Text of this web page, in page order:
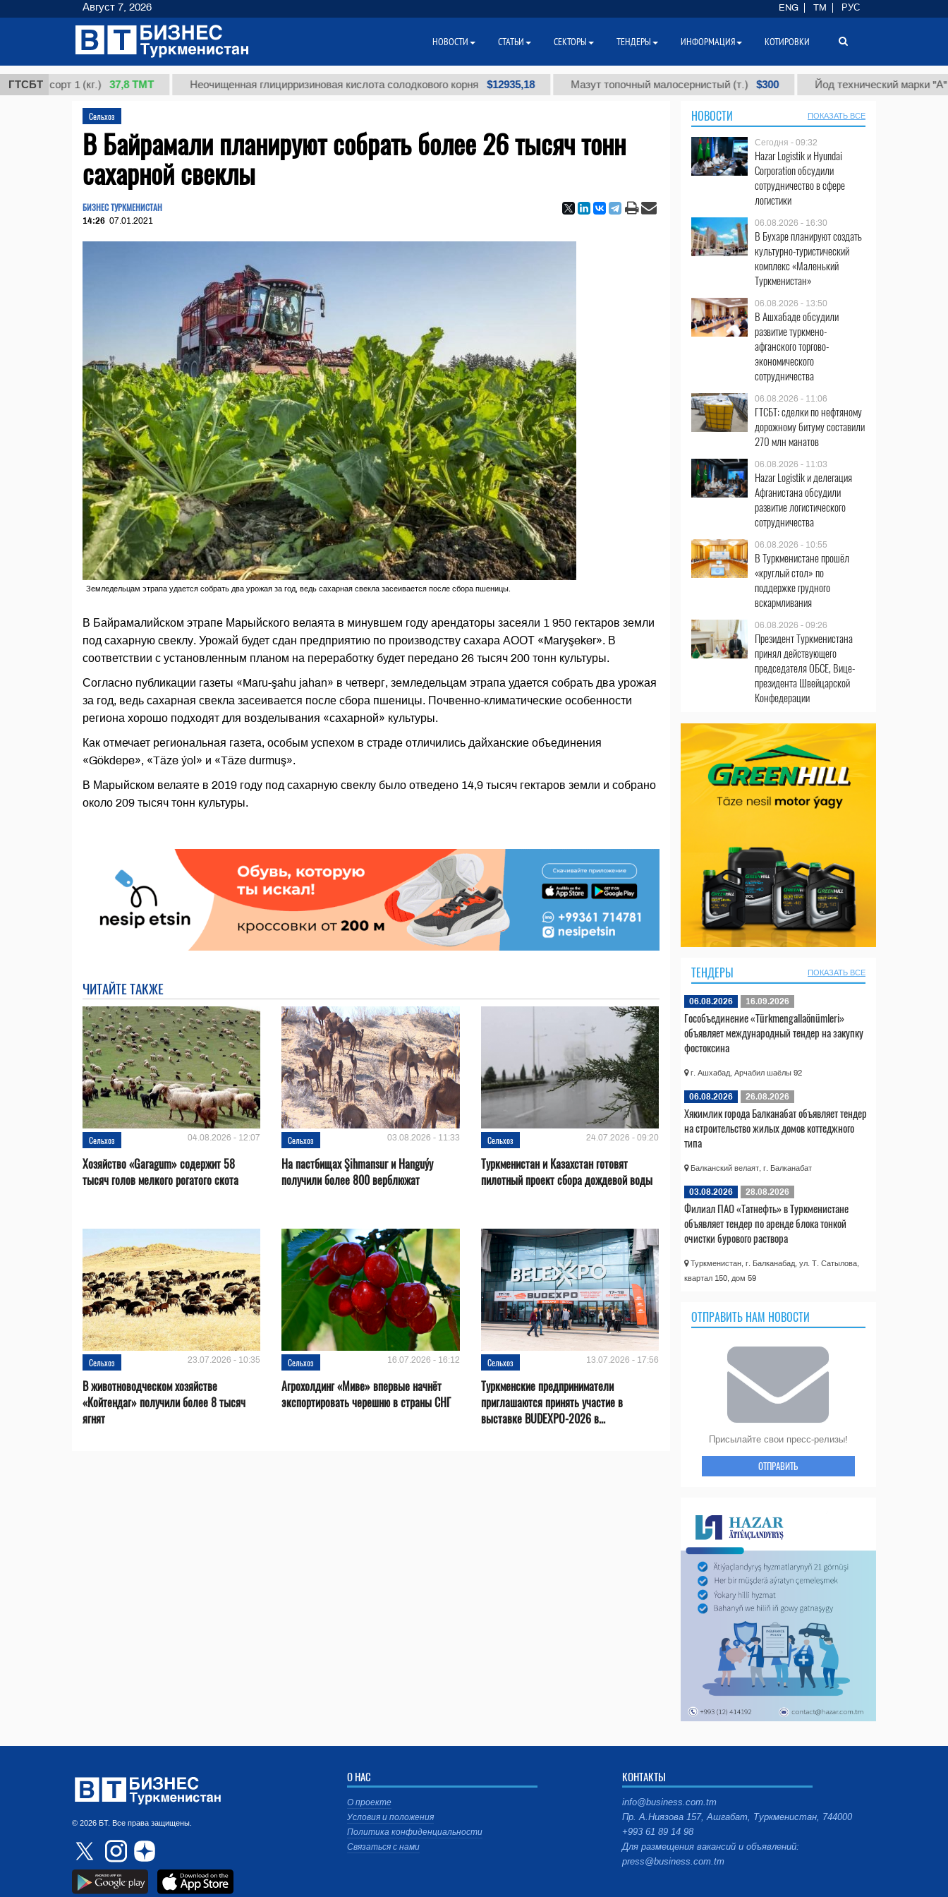
ГТСБТ
сорт 1 (кг.) 37,8 ТМТ Неочищенная глицирризиновая кислота солодкового корня $12935,18 Мазут топочный малосернистый (т.) $300 Йод технический марки "А" (т.)
Сельхоз
В Байрамали планируют собрать более 26 тысяч тонн
сахарной свеклы
БИЗНЕС ТУРКМЕНИСТАН
14:26 07.01.2021
Земледельцам этрапа удается собрать два урожая за год, ведь сахарная свекла засеивается после сбора пшеницы.
В Байрамалийском этрапе Марыйского велаята в минувшем году арендаторы засеяли 1 950 гектаров земли
под сахарную свеклу. Урожай будет сдан предприятию по производству сахара АООТ «Maryşeker». В
соответствии с установленным планом на переработку будет передано 26 тысяч 200 тонн культуры.
Согласно публикации газеты «Maru-şahu jahan» в четверг, земледельцам этрапа удается собрать два урожая
за год, ведь сахарная свекла засеивается после сбора пшеницы. Почвенно-климатические особенности
региона хорошо подходят для возделывания «сахарной» культуры.
Как отмечает региональная газета, особым успехом в страде отличились дайханские объединения
«Gökdepe», «Täze ýol» и «Täze durmuş».
В Марыйском велаяте в 2019 году под сахарную свеклу было отведено 14,9 тысяч гектаров земли и собрано
около 209 тысяч тонн культуры.
ЧИТАЙТЕ ТАКЖЕ
Сельхоз 04.08.2026 - 12:07
Хозяйство «Garagum» содержит 58
тысяч голов мелкого рогатого скота
Сельхоз 03.08.2026 - 11:33
На пастбищах Şihmansur и Hanguýy
получили более 800 верблюжат
Сельхоз 24.07.2026 - 09:20
Туркменистан и Казахстан готовят
пилотный проект сбора дождевой воды
Сельхоз 23.07.2026 - 10:35
В животноводческом хозяйстве
«Койтендаг» получили более 8 тысяч
ягнят
Сельхоз 16.07.2026 - 16:12
Агрохолдинг «Миве» впервые начнёт
экспортировать черешню в страны СНГ
Сельхоз 13.07.2026 - 17:56
Туркменские предприниматели
приглашаются принять участие в
выставке BUDEXPO-2026 в...
НОВОСТИ ПОКАЗАТЬ ВСЕ
Сегодня - 09:32
Hazar Logistik и Hyundai
Corporation обсудили
сотрудничество в сфере
логистики
06.08.2026 - 16:30
В Бухаре планируют создать
культурно-туристический
комплекс «Маленький
Туркменистан»
06.08.2026 - 13:50
В Ашхабаде обсудили
развитие туркмено-
афганского торгово-
экономического
сотрудничества
06.08.2026 - 11:06
ГТСБТ: сделки по нефтяному
дорожному битуму составили
270 млн манатов
06.08.2026 - 11:03
Hazar Logistik и делегация
Афганистана обсудили
развитие логистического
сотрудничества
06.08.2026 - 10:55
В Туркменистане прошёл
«круглый стол» по
поддержке грудного
вскармливания
06.08.2026 - 09:26
Президент Туркменистана
принял действующего
председателя ОБСЕ, Вице-
президента Швейцарской
Конфедерации
ТЕНДЕРЫ ПОКАЗАТЬ ВСЕ
06.08.2026 16.09.2026
Гособъединение «Türkmengallaönümleri»
объявляет международный тендер на закупку
фостоксина
г. Ашхабад, Арчабил шаёлы 92
06.08.2026 26.08.2026
Хякимлик города Балканабат объявляет тендер
на строительство жилых домов коттеджного
типа
Балканский велаят, г. Балканабат
03.08.2026 28.08.2026
Филиал ПАО «Татнефть» в Туркменистане
объявляет тендер по аренде блока тонкой
очистки бурового раствора
Туркменистан, г. Балканабад, ул. Т. Сатылова,
квартал 150, дом 59
ОТПРАВИТЬ НАМ НОВОСТИ
Присылайте свои пресс-релизы!
ОТПРАВИТЬ
© 2026 БТ. Все права защищены.
О НАС
О проекте
Условия и положения
Политика конфиденциальности
Связаться с нами
КОНТАКТЫ
info@business.com.tm
Пр. А.Ниязова 157, Ашгабат, Туркменистан, 744000
+993 61 89 14 98
Для размещения вакансий и объявлений:
press@business.com.tm
Август 7, 2026 ENG TM РУС
НОВОСТИ СТАТЬИ СЕКТОРЫ ТЕНДЕРЫ ИНФОРМАЦИЯ КОТИРОВКИ